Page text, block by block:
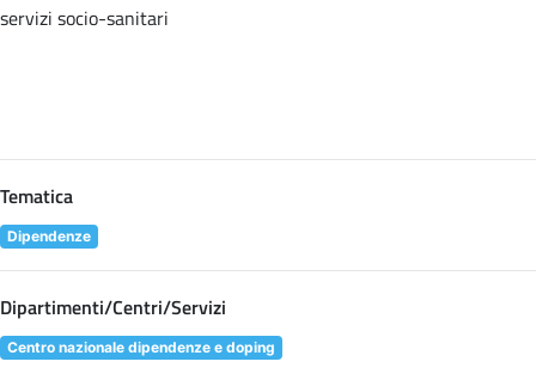
servizi socio-sanitari
Tematica
Dipendenze
Dipartimenti/Centri/Servizi
Centro nazionale dipendenze e doping